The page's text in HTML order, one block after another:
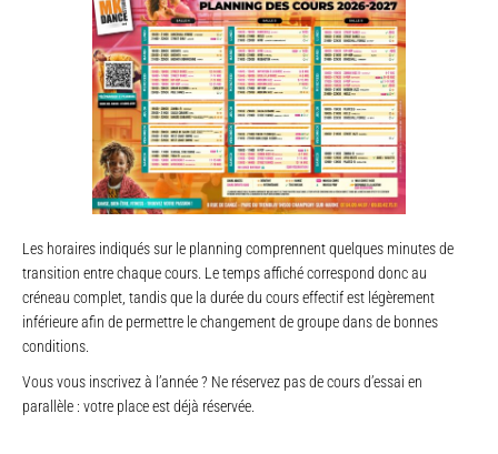
Les horaires indiqués sur le planning comprennent quelques minutes de
transition entre chaque cours. Le temps affiché correspond donc au
créneau complet, tandis que la durée du cours effectif est légèrement
inférieure afin de permettre le changement de groupe dans de bonnes
conditions.
Vous vous inscrivez à l’année ? Ne réservez pas de cours d’essai en
parallèle : votre place est déjà réservée.